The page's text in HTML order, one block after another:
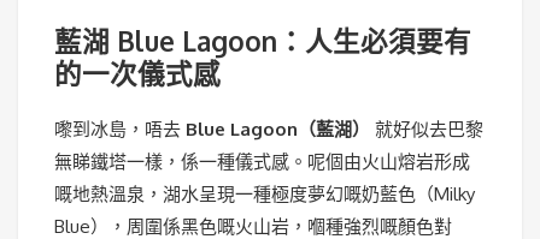
藍湖 Blue Lagoon：人生必須要有
的一次儀式感
嚟到冰島，唔去 Blue Lagoon（藍湖）
就好似去巴黎
無睇鐵塔一樣，係一種儀式感。呢個由火山熔岩形成
嘅地熱溫泉，湖水呈現一種極度夢幻嘅奶藍色（Milky
Blue），周圍係黑色嘅火山岩，嗰種強烈嘅顏色對